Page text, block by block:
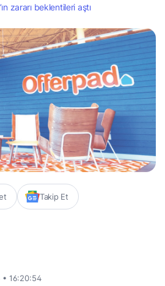
zararı beklentileri aştı
Takip Et
• 16:20:54